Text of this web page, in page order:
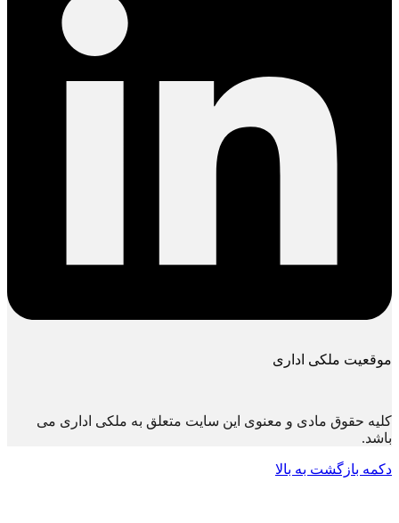
موقعیت ملکی اداری
کلیه حقوق مادی و معنوی این سایت متعلق به ملکی اداری می
باشد.
دکمه بازگشت به بالا